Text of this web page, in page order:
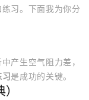
习。下面我为你分
产生空气阻力差，
习是成功的关键。